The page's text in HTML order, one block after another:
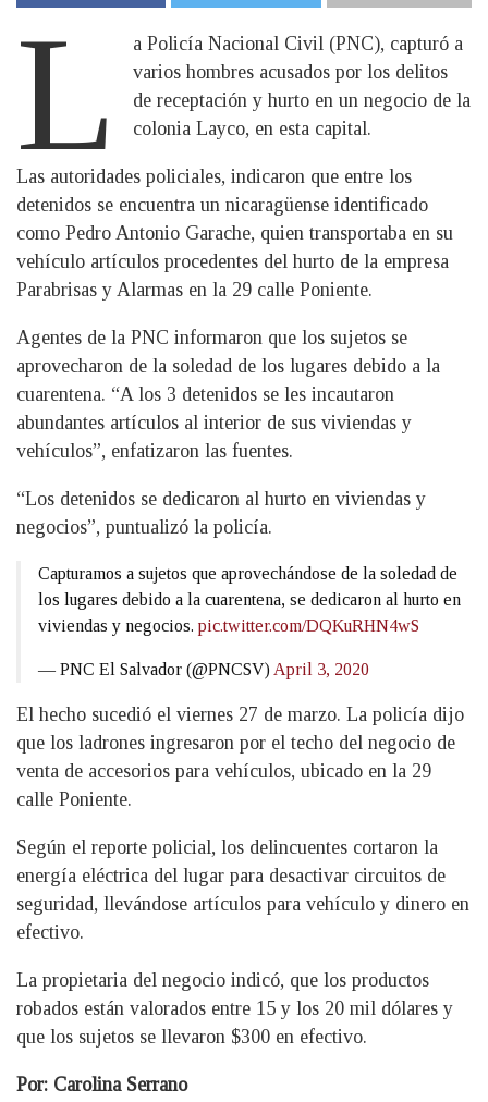
L
a Policía Nacional Civil (PNC), capturó a
varios hombres acusados por los delitos
de receptación y hurto en un negocio de la
colonia Layco, en esta capital.
Las autoridades policiales, indicaron que entre los
detenidos se encuentra un nicaragüense identificado
como Pedro Antonio Garache, quien transportaba en su
vehículo artículos procedentes del hurto de la empresa
Parabrisas y Alarmas en la 29 calle Poniente.
Agentes de la PNC informaron que los sujetos se
aprovecharon de la soledad de los lugares debido a la
cuarentena. “A los 3 detenidos se les incautaron
abundantes artículos al interior de sus viviendas y
vehículos”, enfatizaron las fuentes.
“Los detenidos se dedicaron al hurto en viviendas y
negocios”, puntualizó la policía.
Capturamos a sujetos que aprovechándose de la soledad de
los lugares debido a la cuarentena, se dedicaron al hurto en
viviendas y negocios. pic.twitter.com/DQKuRHN4wS
— PNC El Salvador (@PNCSV) April 3, 2020
El hecho sucedió el viernes 27 de marzo. La policía dijo
que los ladrones ingresaron por el techo del negocio de
venta de accesorios para vehículos, ubicado en la 29
calle Poniente.
Según el reporte policial, los delincuentes cortaron la
energía eléctrica del lugar para desactivar circuitos de
seguridad, llevándose artículos para vehículo y dinero en
efectivo.
La propietaria del negocio indicó, que los productos
robados están valorados entre 15 y los 20 mil dólares y
que los sujetos se llevaron $300 en efectivo.
Por: Carolina Serrano